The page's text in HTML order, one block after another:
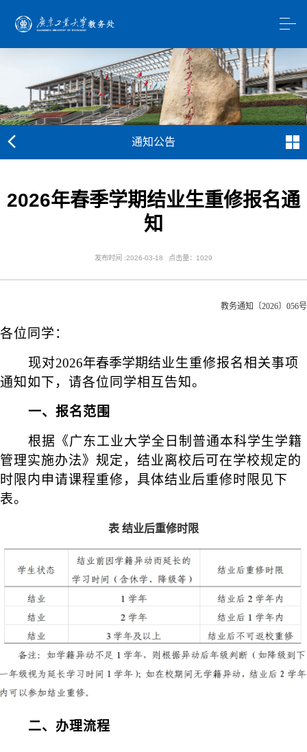
通知公告
2026年春季学期结业生重修报名通
知
发布时间 :2026-03-18 点击量： 1029
教务通知〔2026〕056号
各位同学：
现对2026年春季学期结业生重修报名相关事项
通知如下，请各位同学相互告知。
一、报名范围
根据《广东工业大学全日制普通本科学生学籍
管理实施办法》规定，结业离校后可在学校规定的
时限内申请课程重修，具体结业后重修时限见下
表。
表 结业后重修时限
二、办理流程